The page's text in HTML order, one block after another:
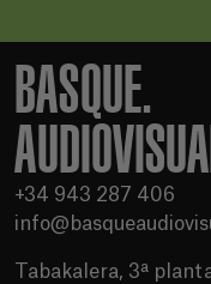
BASQUE.
+34 943 287 406
Tabakalera, 3ª